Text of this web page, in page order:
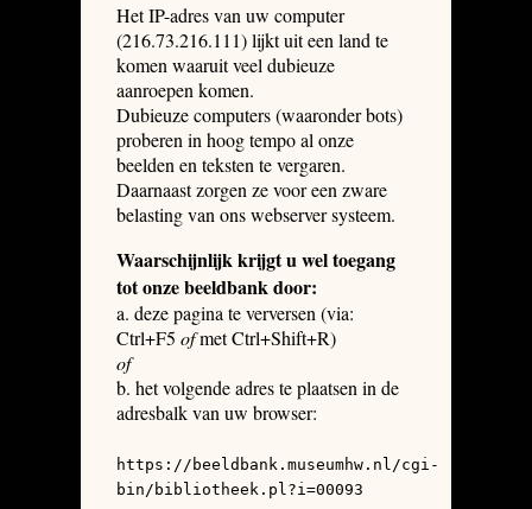
Het IP-adres van uw computer
(216.73.216.111) lijkt uit een land te
komen waaruit veel dubieuze
aanroepen komen.
Dubieuze computers (waaronder bots)
proberen in hoog tempo al onze
beelden en teksten te vergaren.
Daarnaast zorgen ze voor een zware
belasting van ons webserver systeem.
Waarschijnlijk krijgt u wel toegang
tot onze beeldbank door:
a. deze pagina te verversen (via:
Ctrl+F5 ofmet Ctrl+Shift+R)
of
b. het volgende adres te plaatsen in de
adresbalk van uw browser:
https://beeldbank.museumhw.nl/cgi-
bin/bibliotheek.pl?i=00093